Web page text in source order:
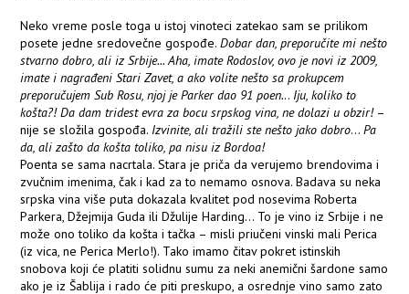
Neko vreme posle toga u istoj vinoteci zatekao sam se prilikom
posete jedne sredovečne gospođe.Dobar dan, preporučite mi nešto
stvarno dobro, ali iz Srbije... Aha, imate Rodoslov, ovo je novi iz 2009,
imate i nagrađeni Stari Zavet, a ako volite nešto sa prokupcem
preporučujem Sub Rosu, njoj je Parker dao 91 poen... Iju, koliko to
košta?! Da dam tridest evra za bocu srpskog vina, ne dolazi u obzir!–
nije se složila gospođa. Izvinite, ali tražili ste nešto jako dobro...Pa
da, ali zašto da košta toliko, pa nisu iz Bordoa!
Poenta se sama nacrtala. Stara je priča da verujemo brendovima i
zvučnim imenima, čak i kad za to nemamo osnova. Badava su neka
srpska vina više puta dokazala kvalitet pod nosevima Roberta
Parkera, Džejmija Guda ili Džulije Harding... To je vino iz Srbije i ne
može ono toliko da košta i tačka – misli priučeni vinski mali Perica
(iz vica, ne Perica Merlo!). Tako imamo čitav pokret istinskih
snobova koji će platiti solidnu sumu za neki anemični šardone samo
ako je iz Šablija i rado će piti preskupo, a osrednje vino samo zato